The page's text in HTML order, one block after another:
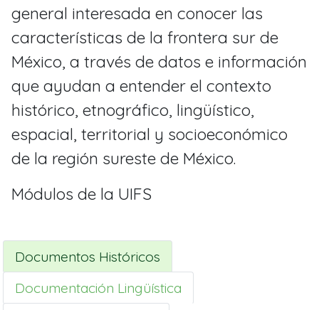
general interesada en conocer las
características de la frontera sur de
México, a través de datos e información
que ayudan a entender el contexto
histórico, etnográfico, lingüístico,
espacial, territorial y socioeconómico
de la región sureste de México.
Módulos de la UIFS
Documentos Históricos
Documentación Lingüística